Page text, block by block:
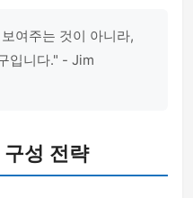
여주는 것이 아니라,
입니다." - Jim
성 전략